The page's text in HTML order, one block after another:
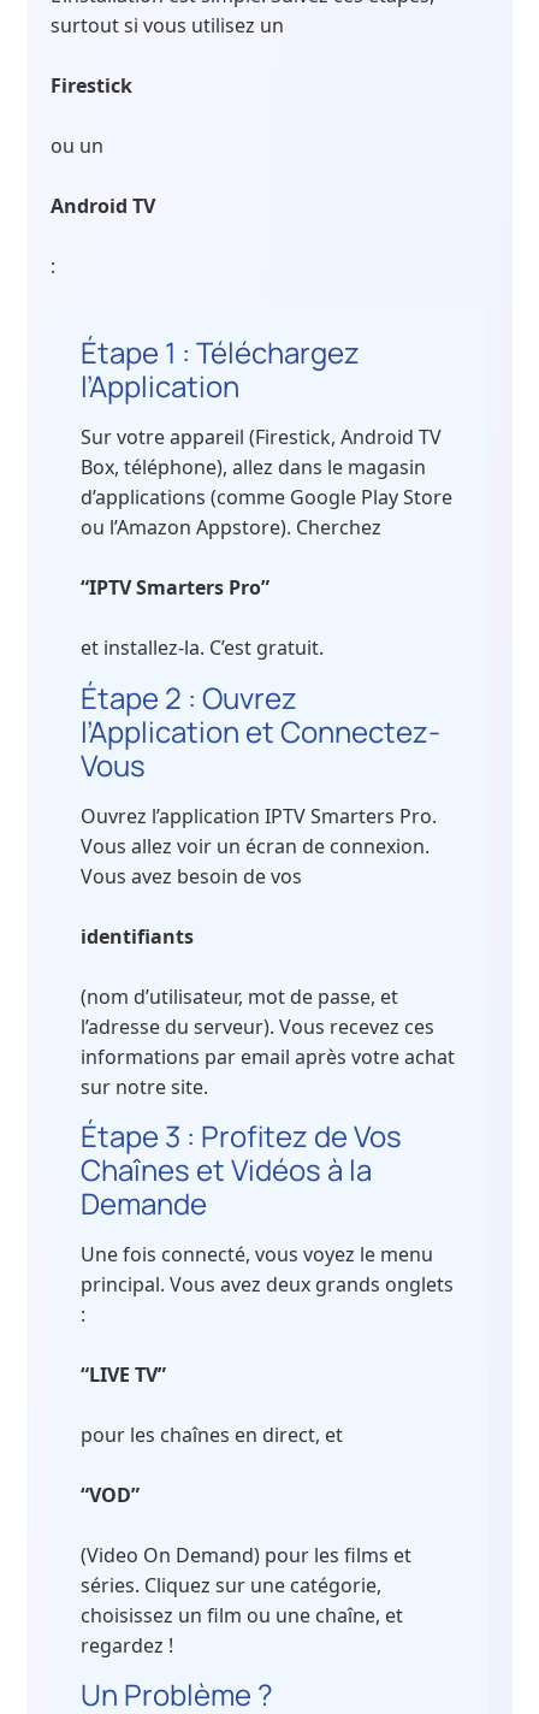
surtout si vous utilisez un
Firestick
ou un
Android TV
:
Étape 1 : Téléchargez
l’Application
Sur votre appareil (Firestick, Android TV
Box, téléphone), allez dans le magasin
d’applications (comme Google Play Store
ou l’Amazon Appstore). Cherchez
“IPTV Smarters Pro”
et installez-la. C’est gratuit.
Étape 2 : Ouvrez
l’Application et Connectez-
Vous
Ouvrez l’application IPTV Smarters Pro.
Vous allez voir un écran de connexion.
Vous avez besoin de vos
identifiants
(nom d’utilisateur, mot de passe, et
l’adresse du serveur). Vous recevez ces
informations par email après votre achat
sur notre site.
Étape 3 : Profitez de Vos
Chaînes et Vidéos à la
Demande
Une fois connecté, vous voyez le menu
principal. Vous avez deux grands onglets
:
“LIVE TV”
pour les chaînes en direct, et
“VOD”
(Video On Demand) pour les films et
séries. Cliquez sur une catégorie,
choisissez un film ou une chaîne, et
regardez !
Un Problème ?